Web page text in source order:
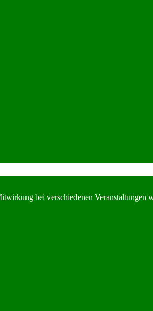
bei verschiedenen Veranstaltungen